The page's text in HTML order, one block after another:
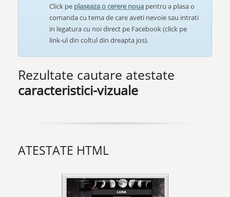
Click pe plaseaza o cerere noua pentru a plasa o
comanda cu tema de care aveti nevoie sau intrati
in legatura cu noi direct pe Facebook (click pe
link-ul din coltul din dreapta jos).
Rezultate cautare atestate
caracteristici-vizuale
ATESTATE HTML